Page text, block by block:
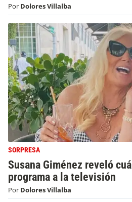
Por Dolores Villalba
SORPRESA
Susana Giménez reveló
programa a la televisión
Por Dolores Villalba